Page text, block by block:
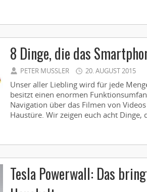
8 Dinge, die das
PETER MUSSLER 20. AUGUST 2015
Unser aller Liebling wird für jede
besitzt einen enormen
Navigation über das Filmen von
Haustüre. Wir zeigen euch acht Dinge,
Tesla Powerwall: Das